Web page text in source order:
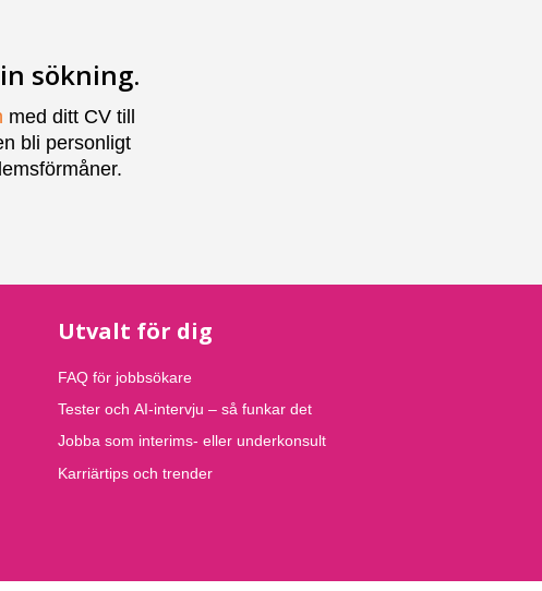
sökning.
med ditt CV till
bli personligt
Utvalt för dig
FAQ för jobbsökare
Tester och AI-intervju – så funkar det
Jobba som interims- eller underkonsult
Karriärtips och trender